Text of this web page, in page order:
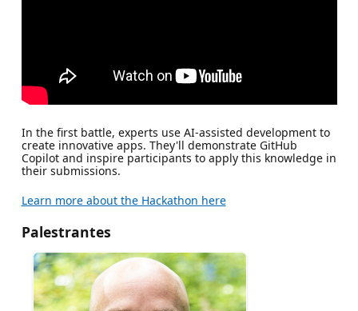
In the first battle, experts use AI-assisted development to
create innovative apps. They'll demonstrate GitHub
Copilot and inspire participants to apply this knowledge in
their submissions.
Learn more about the Hackathon here
Palestrantes